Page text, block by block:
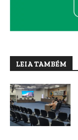
LEIA TAMBÉM